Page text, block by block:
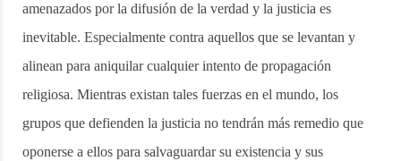
amenazados por la difusión de la verdad y la justicia es
inevitable. Especialmente contra aquellos que se levantan y
alinean para aniquilar cualquier intento de propagación
religiosa. Mientras existan tales fuerzas en el mundo, los
grupos que defienden la justicia no tendrán más remedio que
oponerse a ellos para salvaguardar su existencia y sus